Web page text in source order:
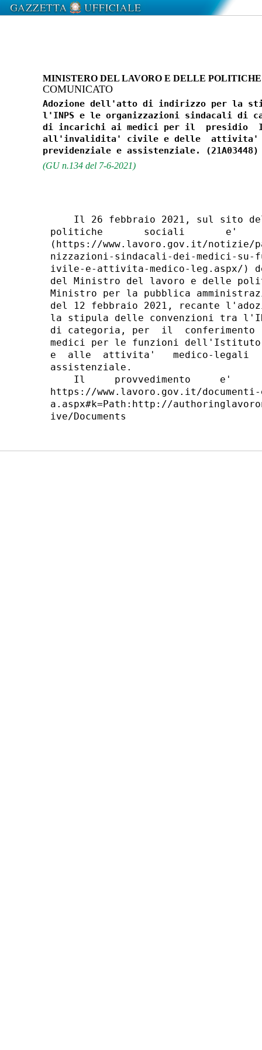
MINISTERO DEL LAVORO E DELLE
COMUNICATO
Adozione dell'atto di indirizzo per la
l'INPS e le organizzazioni sindacali di
di incarichi ai medici per il  presidio
all'invalidita' civile e delle  attivita'
(GU n.134 del 7-6-2021)
Il 26 febbraio 2021, sul sito
politiche       sociali       e'
(https://www.lavoro.gov.it/notizie/
nizzazioni-sindacali-dei-medici-
ivile-e-attivita-medico-leg.aspx/)
del Ministro del lavoro e delle
Ministro per la pubblica
del 12 febbraio 2021, recante
la stipula delle convenzioni tra
di categoria, per  il
medici per le funzioni
e  alle  attivita'   medico-legali
assistenziale.
Il     provvedimento     e'
https://www.lavoro.gov.it/documenti-
a.aspx#k=Path:http://